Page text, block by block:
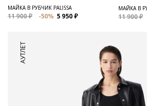
МАЙКА В РУБЧИК PALISSA
11 900 ₽ -50% 5 950 ₽
МАЙКА В
11 900 ₽
АУТЛЕТ